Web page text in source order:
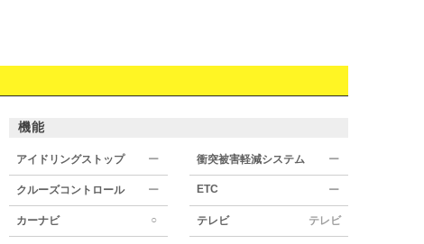
機能
アイドリングストップ ー 衝突被害軽減システム ー
クルーズコントロール ー ETC ー
カーナビ ○ テレビ テレビ